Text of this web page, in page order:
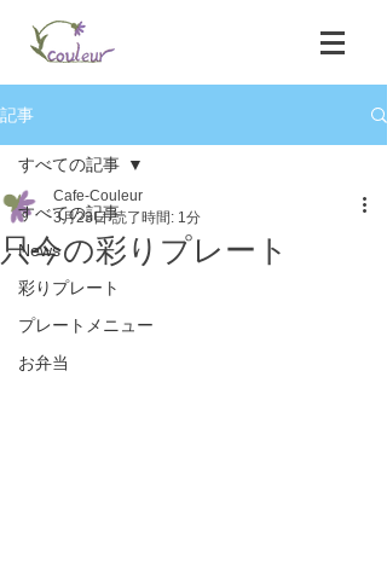
記事
すべての記事
News
彩りプレート
プレートメニュー
お弁当
すべての記事
只今の彩りプレート
Cafe-Couleur
3月23日 読了時間: 1分